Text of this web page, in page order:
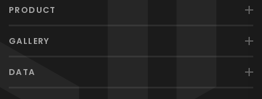
PRODUCT
GALLERY
DATA